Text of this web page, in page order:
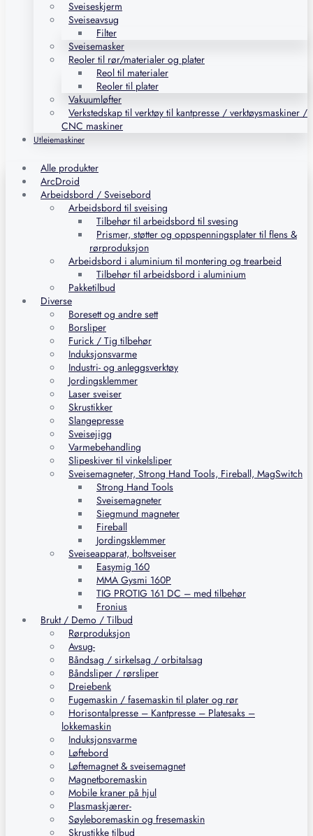
Sveiseskjerm
Sveiseavsug
Filter
Sveisemasker
Reoler til rør/materialer og plater
Reol til materialer
Reoler til plater
Vakuumløfter
Verkstedskap til verktøy til kantpresse / verktøysmaskiner /
CNC maskiner
Utleiemaskiner
Alle produkter
ArcDroid
Arbeidsbord / Sveisebord
Arbeidsbord til sveising
Tilbehør til arbeidsbord til svesing
Prismer, støtter og oppspenningsplater til flens &
rørproduksjon
Arbeidsbord i aluminium til montering og trearbeid
Tilbehør til arbeidsbord i aluminium
Pakketilbud
Diverse
Boresett og andre sett
Borsliper
Furick / Tig tilbehør
Induksjonsvarme
Industri- og anleggsverktøy
Jordingsklemmer
Laser sveiser
Skrustikker
Slangepresse
Sveisejigg
Varmebehandling
Slipeskiver til vinkelsliper
Sveisemagneter, Strong Hand Tools, Fireball, MagSwitch
Strong Hand Tools
Sveisemagneter
Siegmund magneter
Fireball
Jordingsklemmer
Sveiseapparat, boltsveiser
Easymig 160
MMA Gysmi 160P
TIG PROTIG 161 DC – med tilbehør
Fronius
Brukt / Demo / Tilbud
Rørproduksjon
Avsug-
Båndsag / sirkelsag / orbitalsag
Båndsliper / rørsliper
Dreiebenk
Fugemaskin / fasemaskin til plater og rør
Horisontalpresse – Kantpresse – Platesaks –
lokkemaskin
Induksjonsvarme
Løftebord
Løftemagnet & sveisemagnet
Magnetboremaskin
Mobile kraner på hjul
Plasmaskjærer-
Søyleboremaskin og fresemaskin
Skrustikke tilbud